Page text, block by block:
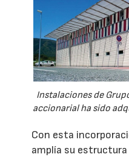
Instalaciones de
accionarial ha sido
Con esta
amplía su